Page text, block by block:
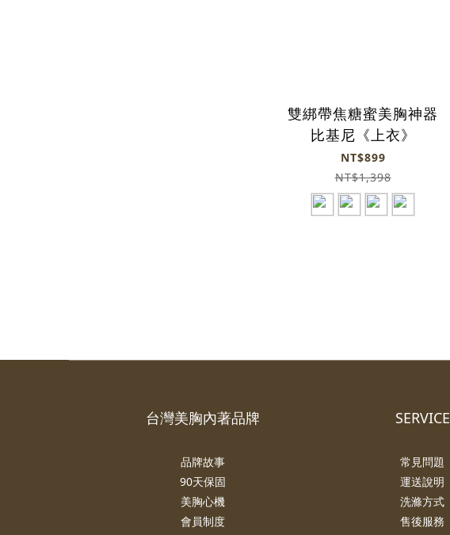
雙綁帶焦糖蜜美胸神器
比基尼《上衣》
NT$899
NT$1,398
台灣美胸內著品牌
品牌故事
90天保固
美胸心機
會員制度
SERVICE
常見問題
運送說明
洗滌方式
售後服務